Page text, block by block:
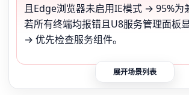
且Edge浏览器未启用IE模式 → 95%为
若所有终端均报错且U8服务管理面板
→ 优先检查服务组件。
展开场景列表